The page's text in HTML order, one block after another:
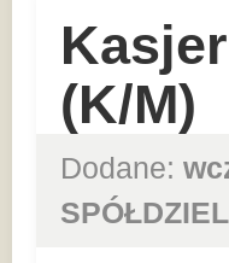
(K/M)
Dodane: